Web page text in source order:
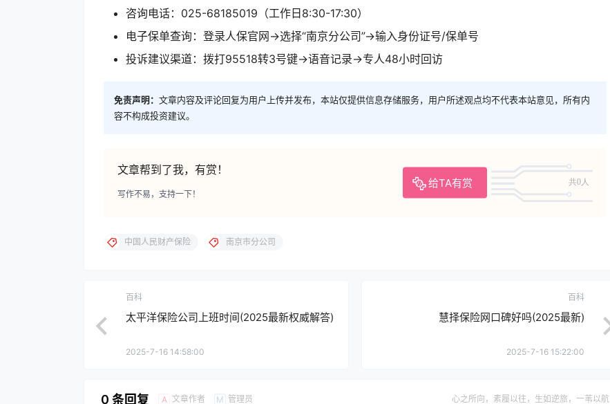
咨询电话：025-68185019（工作日8:30-17:30）
电子保单查询：登录人保官网→选择“南京分公司”→输入身份证号/保单号
投诉建议渠道：拨打95518转3号键→语音记录→专人48小时回访
免责声明： 文章内容及评论回复为用户上传并发布，本站仅提供信息存储服务，用户所述观点均不代表本站意见，所有内
容不构成投资建议。
文章帮到了我，有赏！
给TA有赏 共0人
写作不易，支持一下！
中国人民财产保险 南京市分公司
百科
太平洋保险公司上班时间(2025最新权威解答)
2025-7-16 14:58:00
百科
慧择保险网口碑好吗(2025最新)
2025-7-16 15:22:00
0 条回复 A 文章作者 M 管理员 心之所向，素履以往，生如逆旅，一苇以航